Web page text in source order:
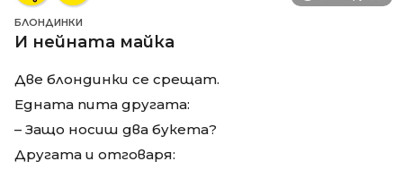
БЛОНДИНКИ
И нейната майка
Две блондинки се срещат.
Едната пита другата:
– Защо носиш два букета?
Другата и отговаря: